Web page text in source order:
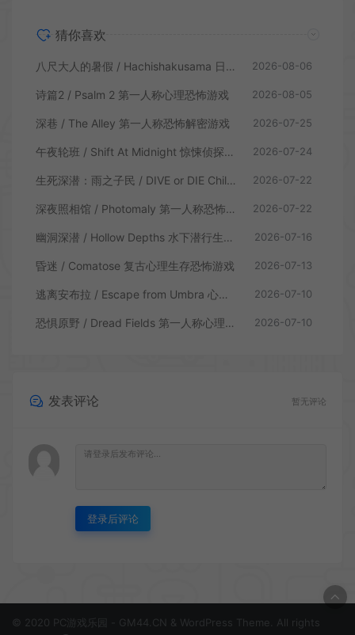
猜你喜欢
八尺大人的暑假 / Hachishakusama 日式温情恐怖游戏 2026-08-06
诗篇2 / Psalm 2 第一人称心理恐怖游戏 2026-08-05
深巷 / The Alley 第一人称恐怖解密游戏 2026-07-25
午夜轮班 / Shift At Midnight 惊悚侦探恐怖游戏 2026-07-24
生死深潜：雨之子民 / DIVE or DIE Children of Rain 恐怖生存探索游戏 2026-07-22
深夜照相馆 / Photomaly 第一人称恐怖游戏 2026-07-22
幽洞深潜 / Hollow Depths 水下潜行生存游戏 2026-07-16
昏迷 / Comatose 复古心理生存恐怖游戏 2026-07-13
逃离安布拉 / Escape from Umbra 心理生存恐怖解谜游戏 2026-07-10
恐惧原野 / Dread Fields 第一人称心理恐怖游戏 2026-07-10
发表评论 暂无评论
登录后评论
© 2020 PC游戏乐园 - GM44.CN & WordPress Theme. All rights